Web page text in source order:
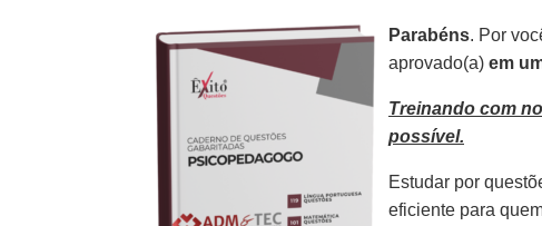
Parabéns. Por
aprovado(a) em
Treinando com
possível.
Estudar por
eficiente para